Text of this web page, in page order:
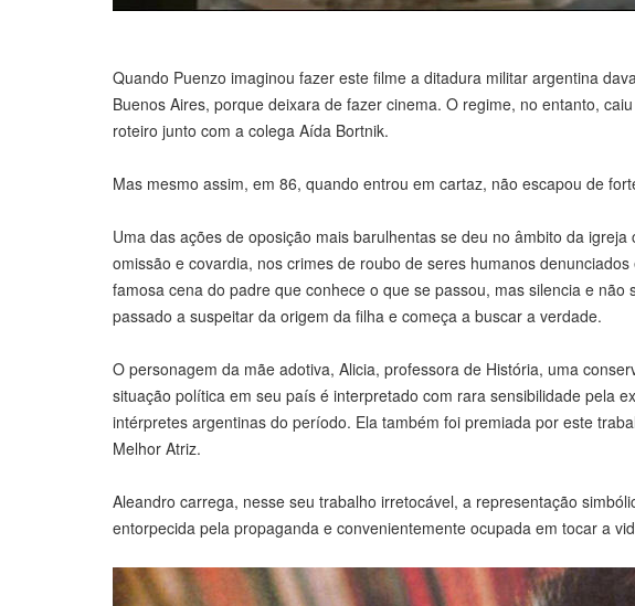
Quando Puenzo imaginou fazer este filme a ditadura militar argentina
Buenos Aires, porque deixara de fazer cinema. O regime, no entanto,
roteiro junto com a colega Aída Bortnik.
Mas mesmo assim, em 86, quando entrou em cartaz, não escapou de
Uma das ações de oposição mais barulhentas se deu no âmbito da
omissão e covardia, nos crimes de roubo de seres humanos denunciados
famosa cena do padre que conhece o que se passou, mas silencia e
passado a suspeitar da origem da filha e começa a buscar a verdade.
O personagem da mãe adotiva, Alicia, professora de História, uma
situação política em seu país é interpretado com rara sensibilidade pela
intérpretes argentinas do período. Ela também foi premiada por este
Melhor Atriz.
Aleandro carrega, nesse seu trabalho irretocável, a representação
entorpecida pela propaganda e convenientemente ocupada em tocar a